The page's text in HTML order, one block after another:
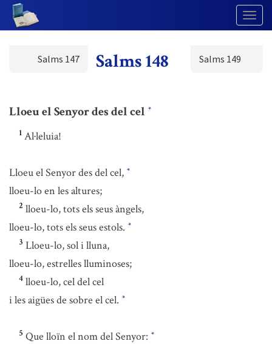
Salms 147 Salms 148 Salms 149
Lloeu el Senyor des del cel *
1 Al·leluia!
Lloeu el Senyor des del cel, *
lloeu-lo en les altures;
2 lloeu-lo, tots els seus àngels,
lloeu-lo, tots els seus estols. *
3 Lloeu-lo, sol i lluna,
lloeu-lo, estrelles lluminoses;
4 lloeu-lo, cel del cel
i les aigües de sobre el cel. *
5 Que lloïn el nom del Senyor: *